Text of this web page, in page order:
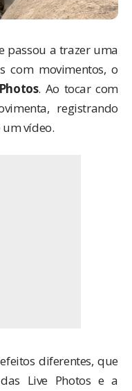
passou a trazer uma
com movimentos, o
. Ao tocar com
registrando
um vídeo.
diferentes, que
Live Photos e a